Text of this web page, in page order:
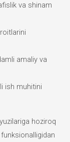
va shinam
amaliy va
ish muhitini
hoziroq